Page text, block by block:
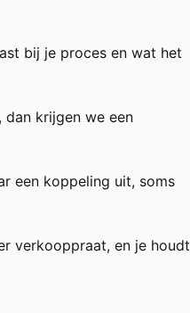
bij je proces en wat het
krijgen we een
een koppeling uit, soms
verkooppraat, en je houdt